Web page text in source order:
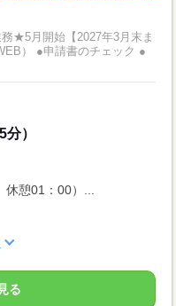
★5月開始【2027年3月末ま
） ●申請書のチェック ●
）
憩01：00）...
る